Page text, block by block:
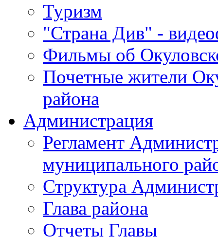
Туризм
"Страна Див" -
Фильмы об
Почетные жители
района
Администрация
Регламент
муниципального
Структура
Глава района
Отчеты Главы